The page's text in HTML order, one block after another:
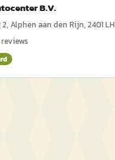
B.V.
Alphen aan den Rijn, 2401 LH
reviews